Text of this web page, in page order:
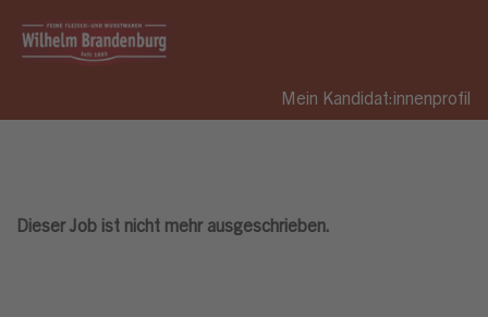
Mein Kandidat:innenprofil
Dieser Job ist nicht mehr ausgeschrieben.